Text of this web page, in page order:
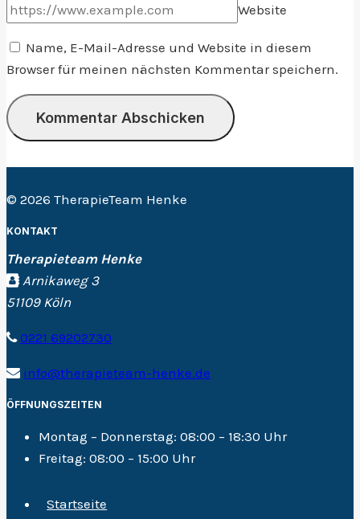
Website
Name, E-Mail-Adresse und Website in diesem
Browser für meinen nächsten Kommentar speichern.
© 2026 TherapieTeam Henke
KONTAKT
Therapieteam Henke
Arnikaweg 3
51109 Köln
0221 69202730
info@therapieteam-henke.de
ÖFFNUNGSZEITEN
Montag – Donnerstag: 08:00 – 18:30 Uhr
Freitag: 08:00 – 15:00 Uhr
Startseite